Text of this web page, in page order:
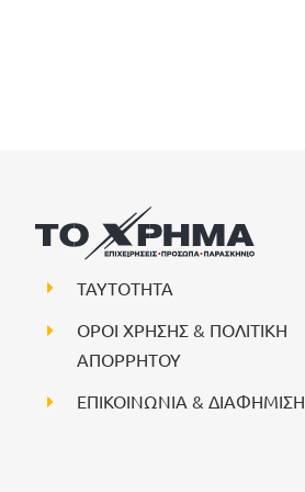
ΤΑΥΤΟΤΗΤΑ
ΟΡΟΙ ΧΡΗΣΗΣ & ΠΟΛΙΤΙΚΗ
ΑΠΟΡΡΗΤΟΥ
ΕΠΙΚΟΙΝΩΝΙΑ & ΔΙΑΦΗΜΙΣΗ